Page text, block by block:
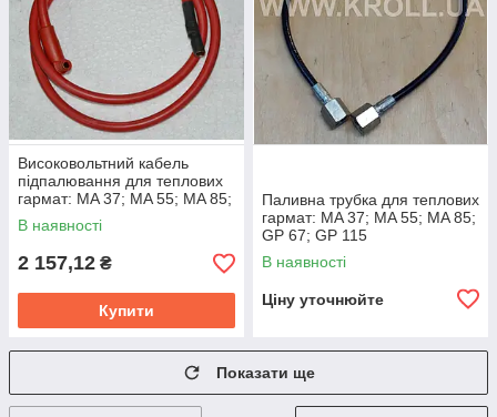
Високовольтний кабель
підпалювання для теплових
гармат: MA 37; MA 55; MA 85;
GP 67; GP 115
В наявності
2 157,12 ₴
Купити
Паливна трубка для теплових
гармат: MA 37; MA 55; MA 85;
GP 67; GP 115
В наявності
Ціну уточнюйте
Показати ще